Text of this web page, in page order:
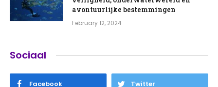
avontuurlijke bestemmingen
February 12, 2024
Sociaal
Facebook Twitter